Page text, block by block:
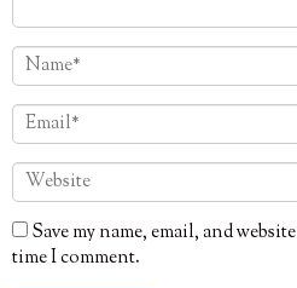
Save my name, email, and
time I comment.